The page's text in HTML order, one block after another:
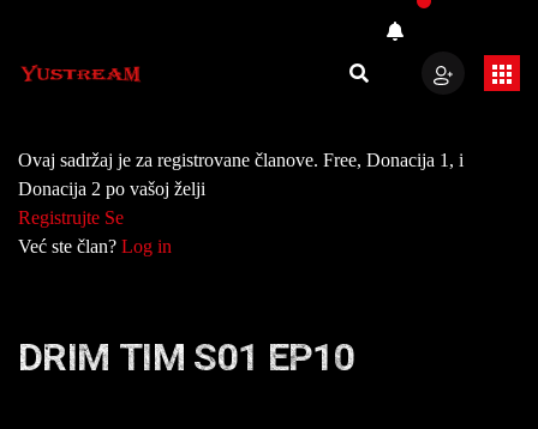
Ovaj sadržaj je za registrovane članove. Free, Donacija 1, i
Donacija 2 po vašoj želji
Registrujte Se
Već ste član? Log in
DRIM TIM S01 EP10